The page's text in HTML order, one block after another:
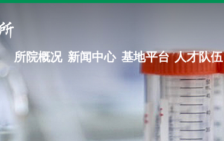
所院概况 新闻中心 基地平台 人才队伍